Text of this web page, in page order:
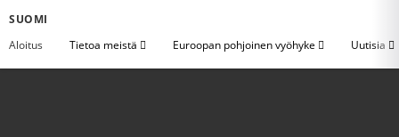
SUOMI
Aloitus
Tietoa meistä Euroopan pohjoinen vyöhyke Uutisia